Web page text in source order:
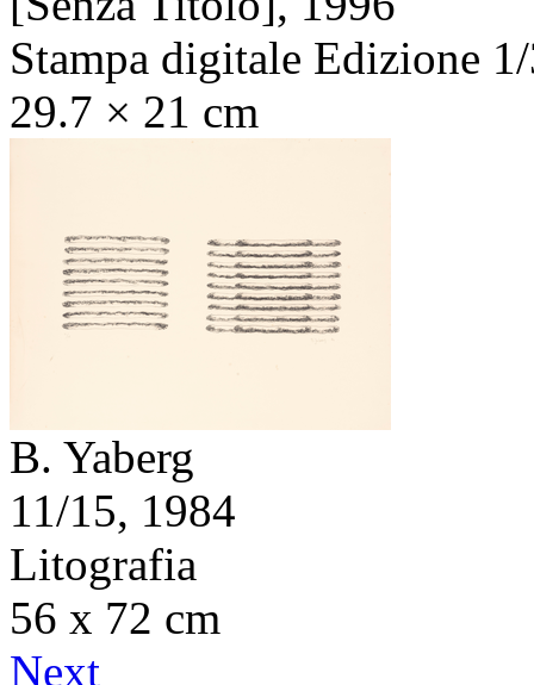
Stampa digitale Edizione
29.7 × 21 cm
B. Yaberg
11/15, 1984
Litografia
56 x 72 cm
Next